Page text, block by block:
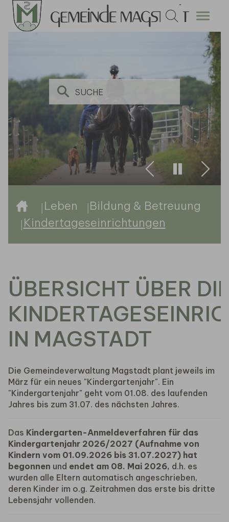
Zum Hauptinhalt springen
Zurück
Leben
Bildung & Betreuung
Kindertageseinrichtungen
ÜBERSICHT ÜBER
IN MAGSTADT
Die Gemeindeverwaltung Magstadt plant jeweils im
März für ein neues "Kindergartenjahr". Ein
"Kindergartenjahr" geht vom 01.08. des laufenden
Jahres bis zum 31.07. des nächsten Jahres.
Das Kindergarten-Anmeldeverfahren für das
Kindergartenjahr 2026/2027 (Aufnahme von
Kindern vom 01.09.2026 bis 31.07.2027) hat
begonnen und endet am 08. Mai 2026, d.h. es
wurden alle Eltern automatisch angeschrieben,
deren Kinder im o.g. Zeitrahmen das erste bis dritte
Lebensjahr vollenden.